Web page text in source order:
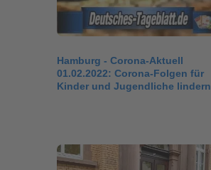
Hamburg - Corona-Aktuell
01.02.2022: Corona-Folgen für
Kinder und Jugendliche lindern